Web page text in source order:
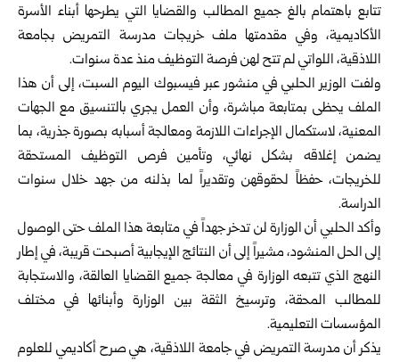
تتابع باهتمام بالغ جميع المطالب والقضايا التي ‏يطرحها أبناء الأسرة
الأكاديمية، وفي مقدمتها ملف خريجات ‏مدرسة التمريض بجامعة
اللاذقية، اللواتي لم تتح ‏لهن فرصة التوظيف منذ عدة سنوات‎.‎
ولفت الوزير الحلبي في منشور عبر فيسبوك اليوم السبت، إلى أن هذا
الملف يحظى بمتابعة مباشرة، وأن العمل يجري ‏بالتنسيق مع الجهات
المعنية، لاستكمال الإجراءات اللازمة ‏ومعالجة أسبابه بصورة جذرية، بما
يضمن إغلاقه بشكل نهائي، ‏وتأمين فرص التوظيف المستحقة
للخريجات، حفظاً لحقوقهن ‏وتقديراً لما بذلنه من جهد خلال سنوات
الدراسة‎.‎
وأكد الحلبي أن الوزارة لن تدخر جهداً في متابعة هذا الملف ‏حتى الوصول
إلى الحل المنشود، مشيراً إلى أن النتائج الإيجابية ‏أصبحت قريبة، في إطار
النهج الذي تتبعه الوزارة في معالجة ‏جميع القضايا العالقة، والاستجابة
للمطالب المحقة، وترسيخ ‏الثقة بين الوزارة وأبنائها في مختلف
المؤسسات التعليمية‎.‎
يذكر أن مدرسة التمريض في جامعة اللاذقية، هي صرح ‏أكاديمي للعلوم